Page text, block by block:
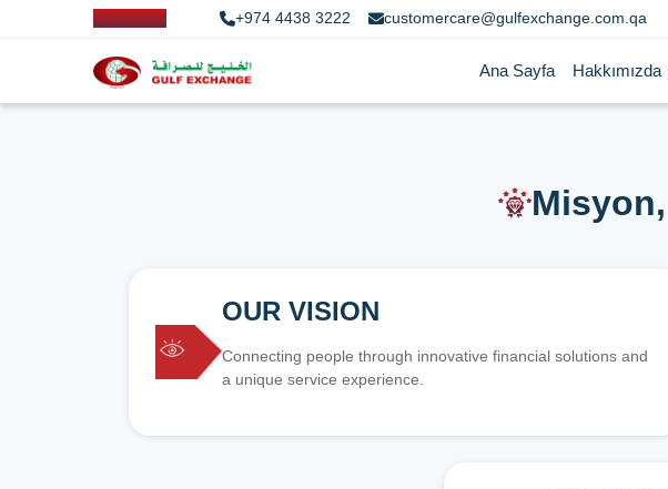
+974 4438 3222 customercare@gulfexchange.com.qa
Ana Sayfa Hakkımızda
OUR VISION
Connecting people through innovative financial solutions and
a unique service experience.